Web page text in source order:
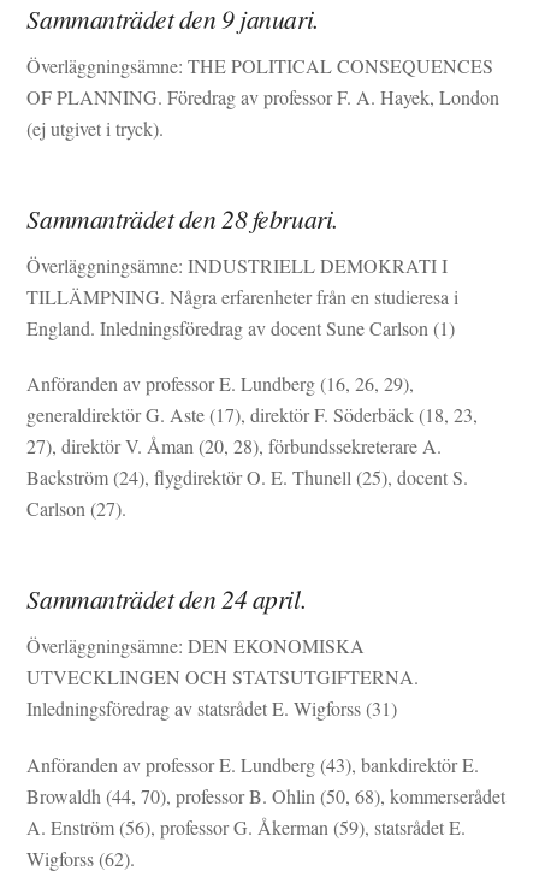
Sammanträdet den 9 januari.
Överläggningsämne: THE POLITICAL CONSEQUENCES
OF PLANNING. Föredrag av professor F. A. Hayek, London
(ej utgivet i tryck).
Sammanträdet den 28 februari.
Överläggningsämne: INDUSTRIELL DEMOKRATI I
TILLÄMPNING. Några erfarenheter från en studieresa i
England. Inledningsföredrag av docent Sune Carlson (1)
Anföranden av professor E. Lundberg (16, 26, 29),
generaldirektör G. Aste (17), direktör F. Söderbäck (18, 23,
27), direktör V. Åman (20, 28), förbundssekreterare A.
Backström (24), flygdirektör O. E. Thunell (25), docent S.
Carlson (27).
Sammanträdet den 24 april.
Överläggningsämne: DEN EKONOMISKA
UTVECKLINGEN OCH STATSUTGIFTERNA.
Inledningsföredrag av statsrådet E. Wigforss (31)
Anföranden av professor E. Lundberg (43), bankdirektör E.
Browaldh (44, 70), professor B. Ohlin (50, 68), kommerserådet
A. Enström (56), professor G. Åkerman (59), statsrådet E.
Wigforss (62).